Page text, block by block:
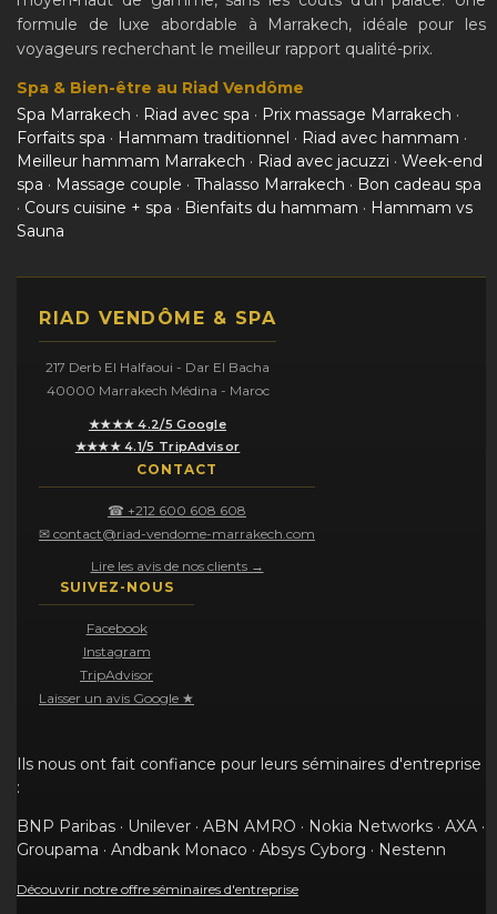
formule de luxe abordable à Marrakech, idéale pour les
voyageurs recherchant le meilleur rapport qualité-prix.
Spa & Bien-être au Riad Vendôme
Spa Marrakech · Riad avec spa · Prix massage Marrakech ·
Forfaits spa · Hammam traditionnel · Riad avec hammam ·
Meilleur hammam Marrakech · Riad avec jacuzzi · Week-end
spa · Massage couple · Thalasso Marrakech · Bon cadeau spa
· Cours cuisine + spa · Bienfaits du hammam · Hammam vs
Sauna
RIAD VENDÔME & SPA
217 Derb El Halfaoui - Dar El Bacha
40000 Marrakech Médina - Maroc
★★★★ 4.2/5 Google
★★★★ 4.1/5 TripAdvisor
CONTACT
☎ +212 600 608 608
✉ contact@riad-vendome-marrakech.com
Lire les avis de nos clients →
SUIVEZ-NOUS
Facebook
Instagram
TripAdvisor
Laisser un avis Google ★
Ils nous ont fait confiance pour leurs séminaires d'entreprise
:
BNP Paribas · Unilever · ABN AMRO · Nokia Networks · AXA ·
Groupama · Andbank Monaco · Absys Cyborg · Nestenn
Découvrir notre offre séminaires d'entreprise